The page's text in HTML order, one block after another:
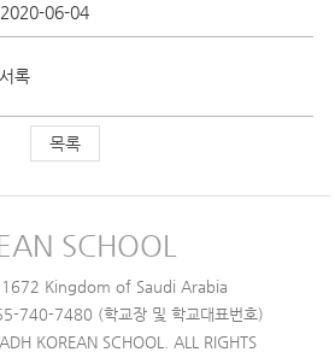
2020-06-04
록
목록
SCHOOL
Kingdom of Saudi Arabia
740-7480 (학교장 및 학교대표번호)
KOREAN SCHOOL. ALL RIGHTS